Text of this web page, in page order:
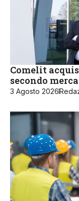
Comelit
secondo
3 Agosto 2026